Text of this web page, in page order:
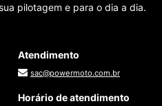
pilotagem e para o dia a dia.
Atendimento
sac@powermoto.com.br
Horário de atendimento